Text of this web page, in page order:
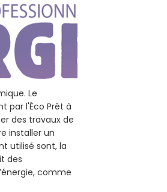
Le
par l'Éco Prêt à
des travaux de
installer un
utilisé sont, la
des
comme